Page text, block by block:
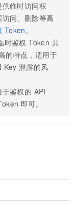
临时访问权
问、删除等高
Token。
时鉴权 Token 具
的特点，适用于
Key 泄露的风
鉴权的 API
即可。